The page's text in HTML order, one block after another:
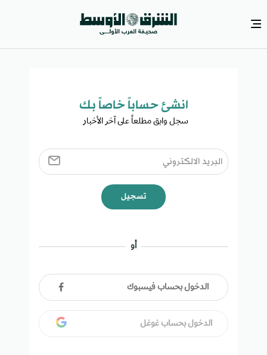
انشئ حساباً خاصاً بك​
سجل وابق مطلعاً على آخر الأخبار ​
تسجيل
أو
الدخول بحساب فيسبوك
الدخول بحساب غوغل